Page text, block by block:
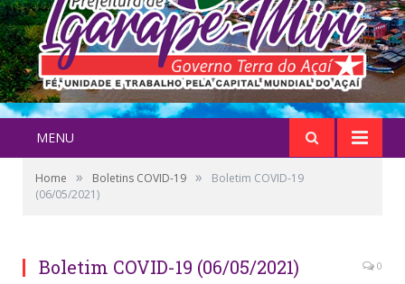
MENU
Home » Boletins COVID-19 »
Boletim COVID-19
(06/05/2021)
Boletim COVID-19 (06/05/2021) 0